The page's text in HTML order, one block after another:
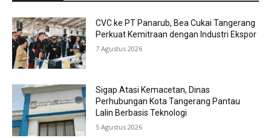
CVC ke PT Panarub, Bea Cukai Tangerang
Perkuat Kemitraan dengan Industri Ekspor
7 Agustus 2026
Sigap Atasi Kemacetan, Dinas
Perhubungan Kota Tangerang Pantau
Lalin Berbasis Teknologi
5 Agustus 2026